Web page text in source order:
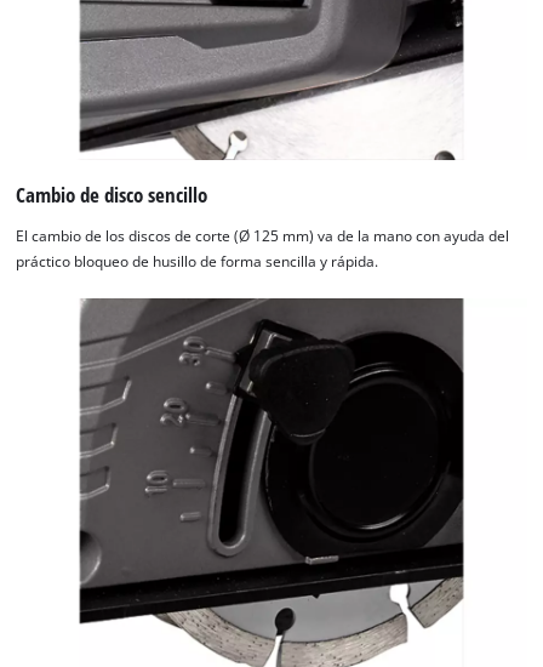
Cambio de disco sencillo
El cambio de los discos de corte (Ø 125 mm) va de la mano con ayuda del
práctico bloqueo de husillo de forma sencilla y rápida.